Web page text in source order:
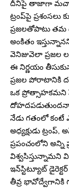
దీనిపై తాజాగా
ట్రంప్‌పై
ప్రజలతోపాటు తమ
అంకితం
వెనిజువెలా ప్రజల
ఈ నిర్ణయం
ప్రజల పోరాటానికి
ఒక ప్రోత్సాహకమని
నేడు గతంలో కంటే
అధ్యక్షుడు
ప్రపంచంలోని
విశ్వసిస్తున్నామని
ఇన్‌స్టిట్యూట్
తీవ్ర భావోద్వేగానికి